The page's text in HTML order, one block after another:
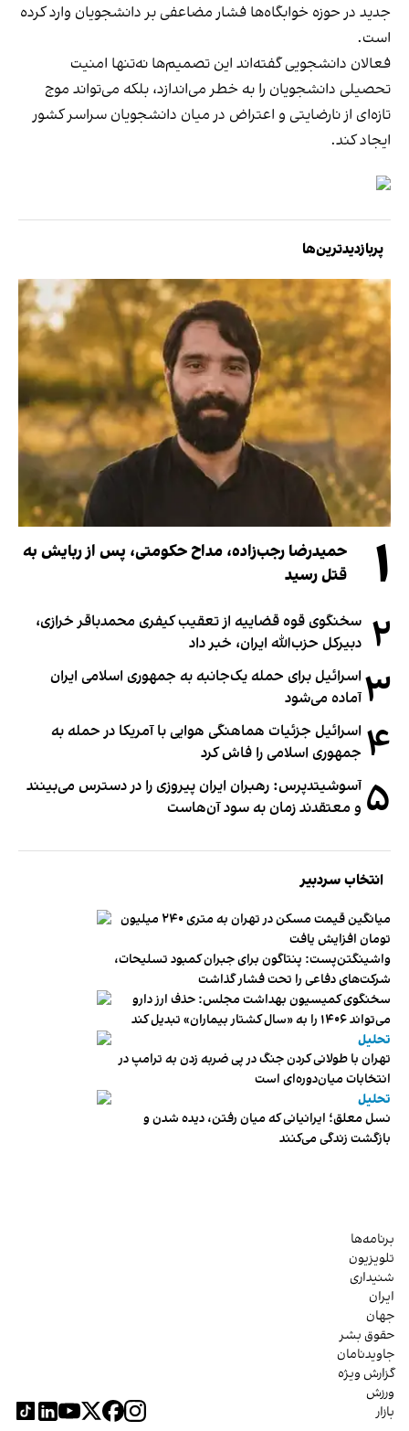
جدید در حوزه خوابگاه‌ها فشار مضاعفی بر دانشجویان وارد کرده
است.
فعالان دانشجویی گفته‌اند این تصمیم‌ها نه‌تنها امنیت
تحصیلی دانشجویان را به خطر می‌اندازد، بلکه می‌تواند موج
تازه‌ای از نارضایتی و اعتراض در میان دانشجویان سراسر کشور
ایجاد کند.
پربازدیدترین‌ها
۱
حمیدرضا رجب‌زاده، مداح حکومتی، پس از ربایش به
قتل رسید
۲ سخنگوی قوه قضاییه از تعقیب کیفری محمدباقر خرازی،
دبیر‌کل حزب‌الله ایران، خبر داد
۳ اسرائیل برای حمله یک‌جانبه به جمهوری اسلامی ایران
آماده می‌شود
۴ اسرائیل جزئیات هماهنگی هوایی با آمریکا در حمله به
جمهوری اسلامی را فاش کرد
۵ آسوشیتدپرس: رهبران ایران پیروزی را در دسترس می‌بینند
و معتقدند زمان به سود آن‌هاست
انتخاب سردبیر
میانگین قیمت مسکن در تهران به متری ۲۴۰ میلیون
تومان افزایش یافت
واشینگتن‌پست: پنتاگون برای جبران کمبود تسلیحات،
شرکت‌های دفاعی را تحت فشار گذاشت
سخنگوی کمیسیون بهداشت مجلس: حذف ارز دارو
می‌تواند ۱۴۰۶ را به «سال کشتار بیماران» تبدیل کند
تحلیل
تهران با طولانی کردن جنگ در پی ضربه زدن به ترامپ در
انتخابات میان‌دوره‌ای است
تحلیل
نسل معلق؛ ایرانیانی که میان رفتن، دیده شدن و
بازگشت زندگی می‌کنند
برنامه‌ها
تلویزیون
شنیداری
ایران
جهان
حقوق بشر
جاویدنامان
گزارش ویژه
ورزش
بازار